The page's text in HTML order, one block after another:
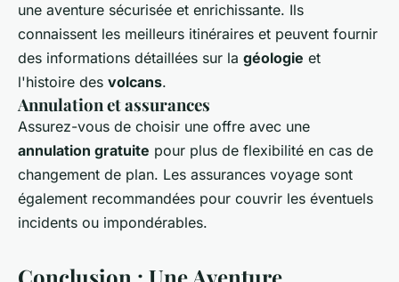
une aventure sécurisée et enrichissante. Ils
connaissent les meilleurs itinéraires et peuvent fournir
des informations détaillées sur la géologie et
l'histoire des volcans.
Annulation et assurances
Assurez-vous de choisir une offre avec une
annulation gratuite pour plus de flexibilité en cas de
changement de plan. Les assurances voyage sont
également recommandées pour couvrir les éventuels
incidents ou impondérables.